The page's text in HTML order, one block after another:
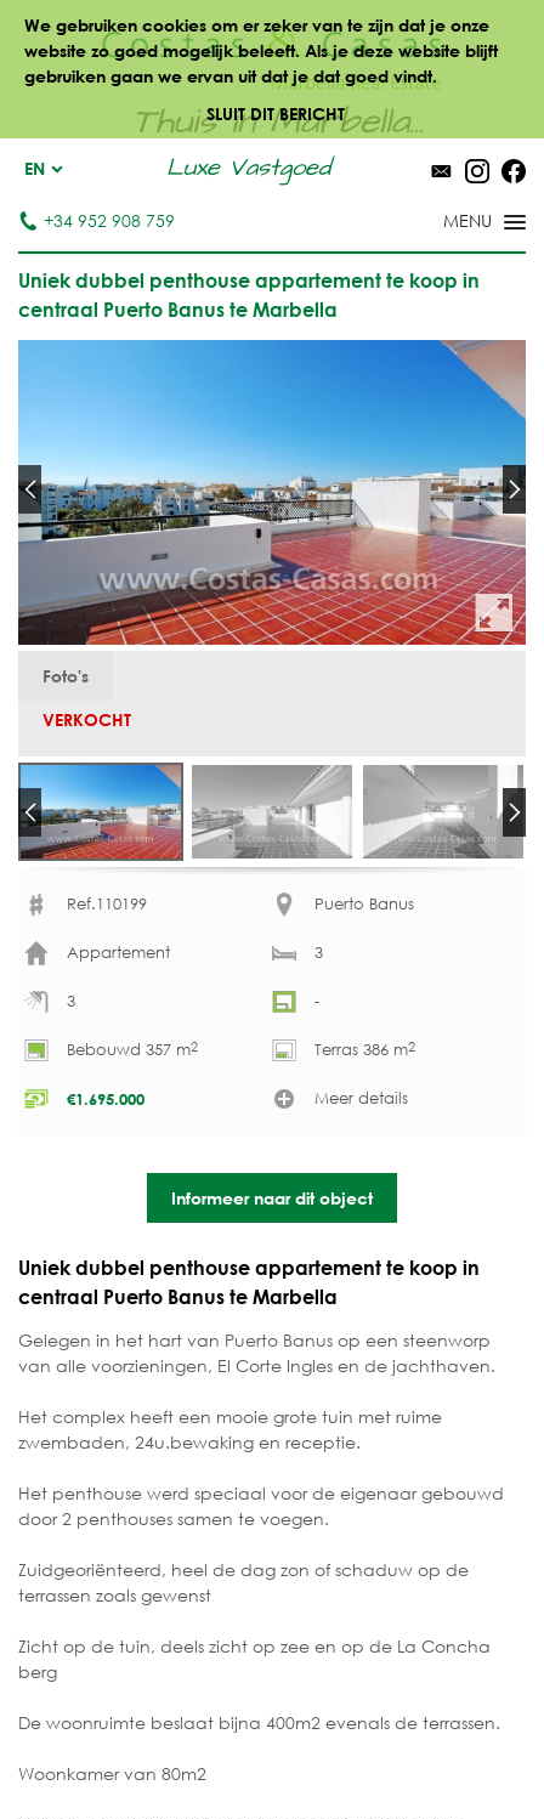
We gebruiken cookies om er zeker van te zijn dat je onze
website zo goed mogelijk beleeft. Als je deze website blijft
gebruiken gaan we ervan uit dat je dat goed vindt.
SLUIT DIT BERICHT
Thuis in Marbella...
Luxe Vastgoed
EN
+34 952 908 759
Uniek dubbel penthouse appartement te koop in
centraal Puerto Banus te Marbella
Foto's
VERKOCHT
Ref.110199 Puerto Banus
Appartement 3
3 -
Bebouwd 357 m2 Terras 386 m2
€1.695.000 Meer details
Informeer naar dit object
Uniek dubbel penthouse appartement te koop in
centraal Puerto Banus te Marbella
Gelegen in het hart van Puerto Banus op een steenworp
van alle voorzieningen, El Corte Ingles en de jachthaven.
Het complex heeft een mooie grote tuin met ruime
zwembaden, 24u.bewaking en receptie.
Het penthouse werd speciaal voor de eigenaar gebouwd
door 2 penthouses samen te voegen.
Zuidgeoriënteerd, heel de dag zon of schaduw op de
terrassen zoals gewenst
Zicht op de tuin, deels zicht op zee en op de La Concha
berg
De woonruimte beslaat bijna 400m2 evenals de terrassen.
Woonkamer van 80m2